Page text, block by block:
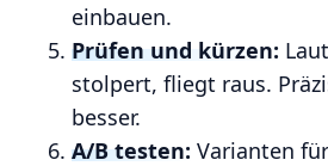
einbauen.
Prüfen und kürzen:
stolpert, fliegt raus.
besser.
A/B testen: Varianten